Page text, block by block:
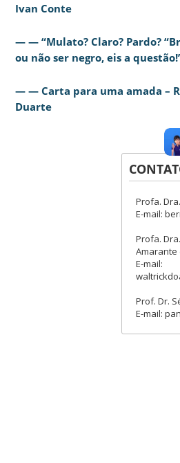
Ivan Conte
— — “Mulato? Claro? Pardo?
ou não ser negro, eis a
— — Carta para uma amada –
Duarte
Profa.
E-mail:
Profa.
Amarante
E-mail:
Prof. Dr.
E-mail: